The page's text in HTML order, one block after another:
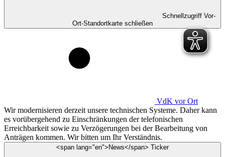
Schnellzugriff Vor-
Ort-Standortkarte schließen
VdK vor Ort
Wir modernisieren derzeit unsere technischen Systeme. Daher kann
es vorübergehend zu Einschränkungen der telefonischen
Erreichbarkeit sowie zu Verzögerungen bei der Bearbeitung von
Anträgen kommen. Wir bitten um Ihr Verständnis.
<span lang="en">News</span> Ticker